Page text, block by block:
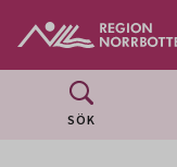
SÖK